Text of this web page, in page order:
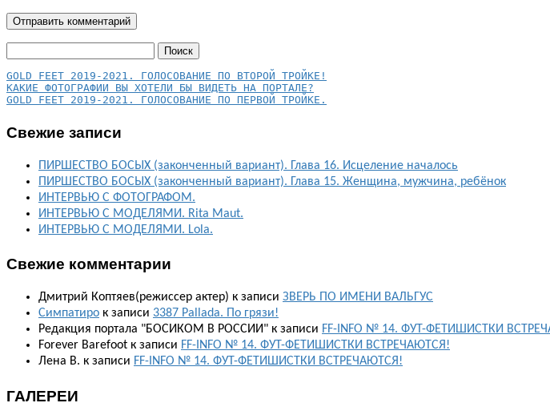
КАКИЕ ФОТОГРАФИИ ВЫ ХОТЕЛИ БЫ ВИДЕТЬ НА ПОРТАЛЕ?
GOLD FEET 2019-2021. ГОЛОСОВАНИЕ ПО ПЕРВОЙ ТРОЙКЕ.
Свежие записи
ПИРШЕСТВО БОСЫХ (законченный вариант). Глава 16. Исцеление началось
ПИРШЕСТВО БОСЫХ (законченный вариант). Глава 15. Женщина, мужчина, ребёнок
ИНТЕРВЬЮ С ФОТОГРАФОМ.
ИНТЕРВЬЮ С МОДЕЛЯМИ. Rita Maut.
ИНТЕРВЬЮ С МОДЕЛЯМИ. Lola.
Свежие комментарии
Дмитрий Коптяев(режиссер актер) к записи ЗВЕРЬ ПО ИМЕНИ ВАЛЬГУС
Симпатиро к записи 3387 Pallada. По грязи!
Редакция портала "БОСИКОМ В РОССИИ" к записи FF-INFO № 14. ФУТ-ФЕТИШИСТКИ
Forever Barefoot к записи FF-INFO № 14. ФУТ-ФЕТИШИСТКИ ВСТРЕЧАЮТСЯ!
Лена В. к записи FF-INFO № 14. ФУТ-ФЕТИШИСТКИ ВСТРЕЧАЮТСЯ!
ГАЛЕРЕИ